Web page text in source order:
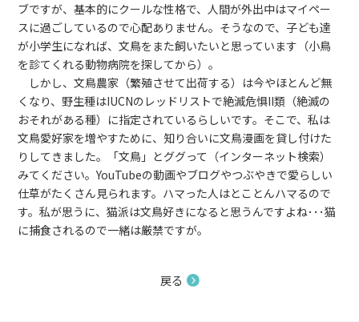
ブですが、基本的にクールな性格で、人間が外出中はマイペー
スに過ごしているので心配ありません。そうなので、子ども達
が小学生になれば、文鳥をまた飼いたいと思っています（小鳥
を診てくれる動物病院を探してから）。
しかし、文鳥農家（繁殖させて出荷する）は今やほとんど無
くなり、野生種はIUCNのレッドリストで絶滅危惧II類（絶滅の
おそれがある種）に指定されているらしいです。そこで、私は
文鳥愛好家を増やすために、知り合いに文鳥漫画を貸し付けた
りしてきました。「文鳥」とググって（インターネット検索）
みてください。YouTubeの動画やブログやつぶやきで愛らしい
仕草がたくさん見られます。ハマった人はとことんハマるので
す。私が思うに、猫派は文鳥好きになると思うんですよね･･･猫
に捕食されるので一緒は厳禁ですが。
戻る